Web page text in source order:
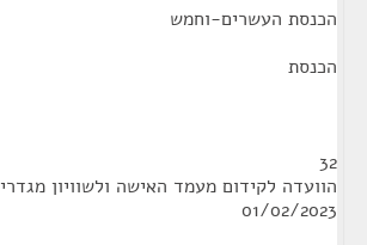
הכנסת העשרים-וחמש
הכנסת
32
הוועדה לקידום מעמד האישה ולשוויון מגדרי
01/02/2023